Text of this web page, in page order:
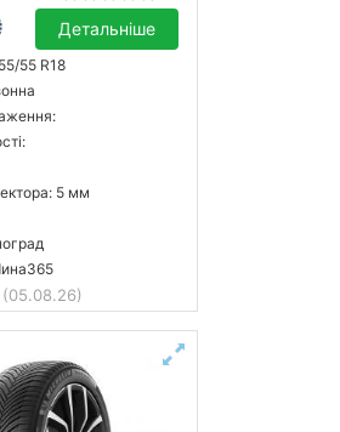
Детальніше
55 R18
5 мм
(05.08.26)